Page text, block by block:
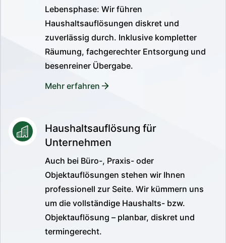
Lebensphase: Wir führen
Haushaltsauflösungen diskret und
zuverlässig durch. Inklusive kompletter
Räumung, fachgerechter Entsorgung und
besenreiner Übergabe.
Mehr erfahren
Haushaltsauflösung für
Unternehmen
Auch bei Büro-, Praxis- oder
Objektauflösungen stehen wir Ihnen
professionell zur Seite. Wir kümmern uns
um die vollständige Haushalts- bzw.
Objektauflösung – planbar, diskret und
termingerecht.